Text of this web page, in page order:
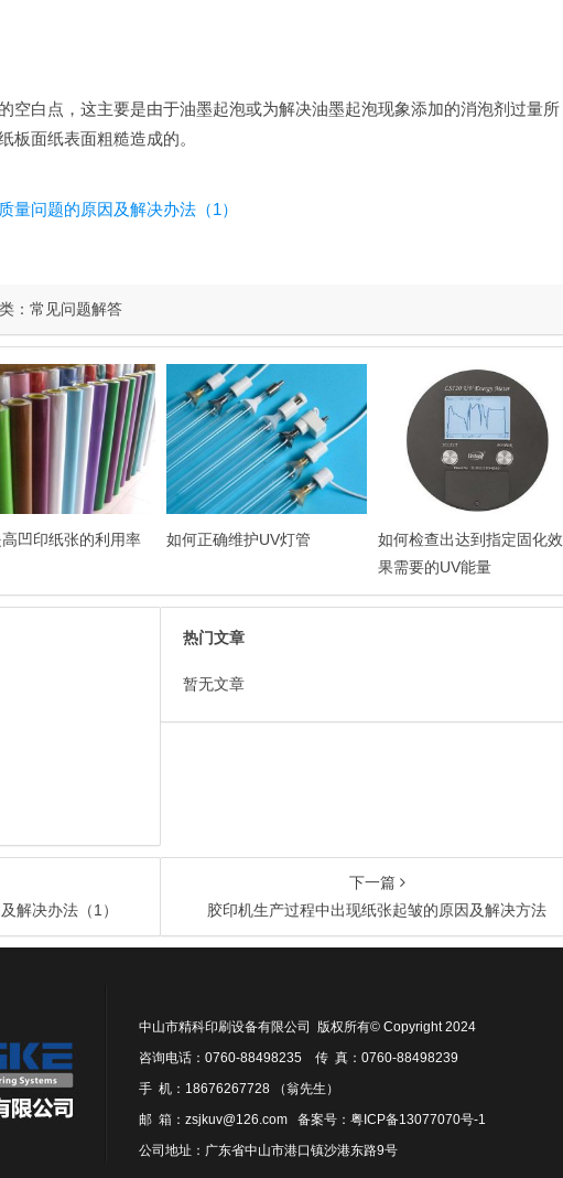
空白点，这主要是由于油墨起泡或为解决油墨起泡现象添加的消泡剂过量所
板面纸表面粗糙造成的。
量问题的原因及解决办法（1）
： 常见问题解答
凹印纸张的利用率 如何正确维护UV灯管
如何检查出达到指定固化效
果需要的UV能量
热门文章
暂无文章
解决办法（1）
下一篇
胶印机生产过程中出现纸张起皱的原因及解决方法
中山市精科印刷设备有限公司 版权所有© Copyright 2024
咨询电话：0760-88498235 传 真：0760-88498239
手 机：18676267728 （翁先生）
邮 箱：zsjkuv@126.com 备案号： 粤ICP备13077070号-1
公司地址：广东省中山市港口镇沙港东路9号